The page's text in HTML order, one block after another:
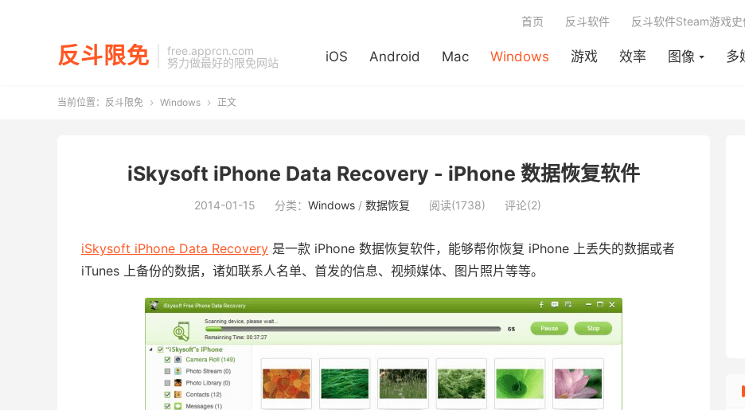
反斗限免
free.apprcn.com
努力做最好的限免网站
iOS Android Mac Windows 游戏 效率 图像 多
首页 反斗软件 反斗软件Steam游戏
当前位置： 反斗限免  Windows  正文
iSkysoft iPhone Data Recovery - iPhone 数据恢复软件
2014-01-15 分类： Windows / 数据恢复 阅读(1738) 评论(2)
iSkysoft iPhone Data Recovery 是一款 iPhone 数据恢复软件，能够帮你恢复 iPhone 上丢失的数据或者
iTunes 上备份的数据，诸如联系人名单、首发的信息、视频媒体、图片照片等等。